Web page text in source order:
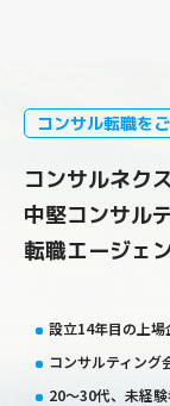
コンサル転職を
コンサルネク
中堅コンサル
転職エージェ
設立14年目の上
コンサルティング
20〜30代、未経